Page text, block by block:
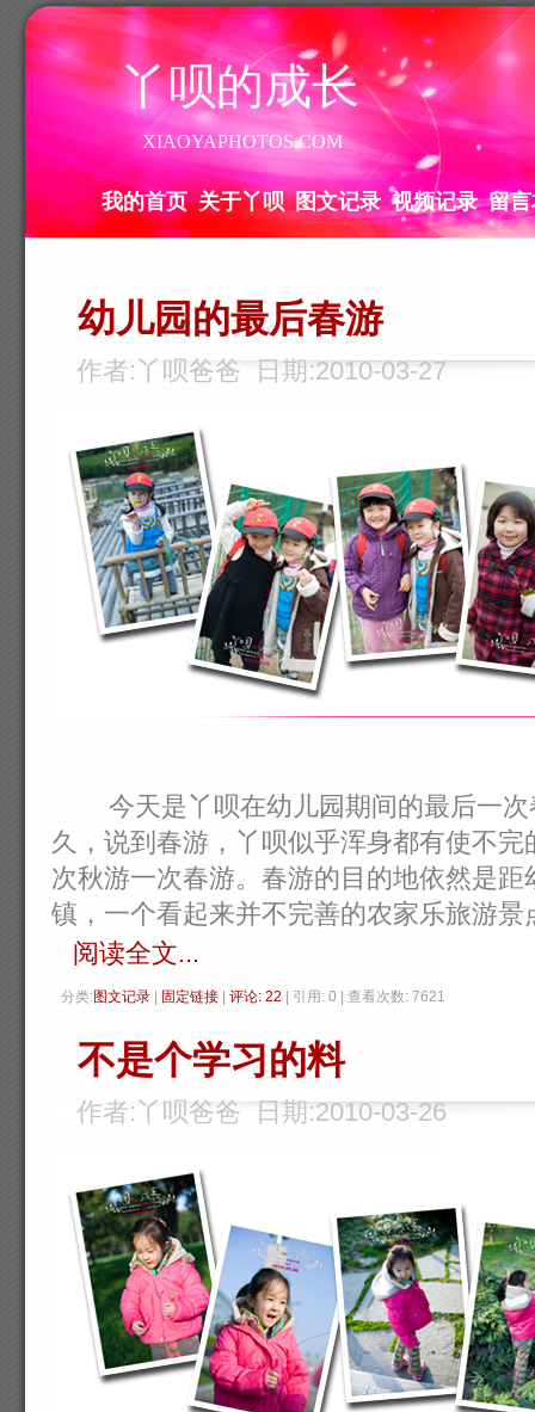
丫呗的成长
XIAOYAPHOTOS.COM
我的首页 关于丫呗 图文记录 视频记录 留
幼儿园的最后春游
作者:丫呗爸爸 日期:2010-03-27
今天是丫呗在幼儿园期间的最后一次
久，说到春游，丫呗似乎浑身都有使不
次秋游一次春游。春游的目的地依然是
镇，一个看起来并不完善的农家乐旅游
阅读全文...
分类:图文记录 固定链接 评论: 22 | 引用: 0 | 查看次数: 7621
不是个学习的料
作者:丫呗爸爸 日期:2010-03-26